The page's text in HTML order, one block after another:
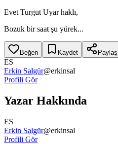
Evet Turgut Uyar haklı,
Bozuk bir saat şu yürek...
Beğen Kaydet Paylaş
ES
Erkin Salgür@erkinsal
Profili Gör
Yazar Hakkında
ES
Erkin Salgür@erkinsal
Profili Gör